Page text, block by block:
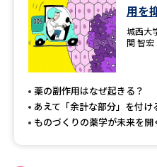
大学・短大以外の資料から
専門学校の資料請求
留学・進学関連、塾・予備校
大学入学共通テスト「受験上の
配慮案内」の請求
幼稚園教員資格認定試験
用を
城西大
関 智宏
薬の副作用はなぜ起きる？
あえて「余計な部分」を付け
ものづくりの薬学が未来を開